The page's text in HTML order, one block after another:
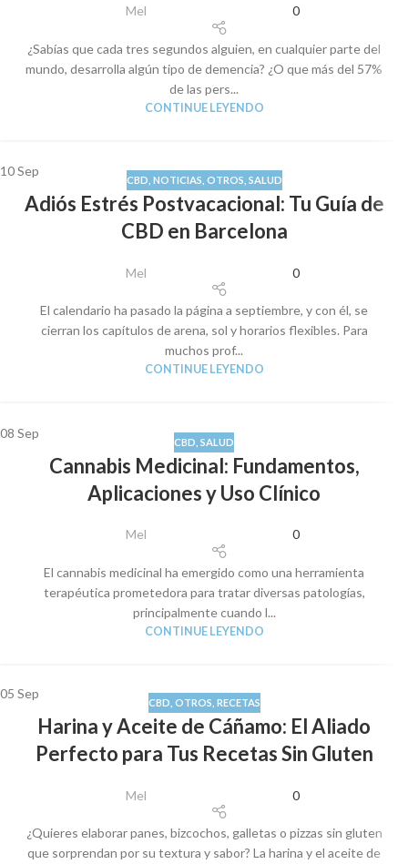
Mel 0
¿Sabías que cada tres segundos alguien, en cualquier parte del
mundo, desarrolla algún tipo de demencia? ¿O que más del 57%
de las pers...
CONTINUE LEYENDO
10Sep
CBD NOTICIAS OTROS SALUD
Adiós Estrés Postvacacional: Tu Guía de
CBD en Barcelona
Mel 0
El calendario ha pasado la página a septiembre, y con él, se
cierran los capítulos de arena, sol y horarios flexibles. Para
muchos prof...
CONTINUE LEYENDO
08 Sep
CBD SALUD
Cannabis Medicinal: Fundamentos,
Aplicaciones y Uso Clínico
Mel 0
El cannabis medicinal ha emergido como una herramienta
terapéutica prometedora para tratar diversas patologías,
principalmente cuando l...
CONTINUE LEYENDO
05 Sep
CBD OTROS RECETAS
Harina y Aceite de Cáñamo: El Aliado
Perfecto para Tus Recetas Sin Gluten
Mel 0
¿Quieres elaborar panes, bizcochos, galletas o pizzas sin gluten
que sorprendan por su textura y sabor? La harina y el aceite de